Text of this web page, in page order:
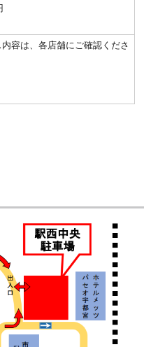
容は、各店舗にご確認くださ